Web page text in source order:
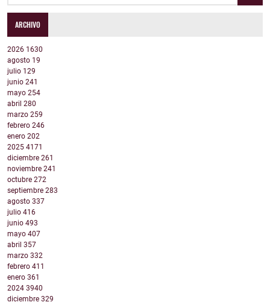
ARCHIVO
2026 1630
agosto 19
julio 129
junio 241
mayo 254
abril 280
marzo 259
febrero 246
enero 202
2025 4171
diciembre 261
noviembre 241
octubre 272
septiembre 283
agosto 337
julio 416
junio 493
mayo 407
abril 357
marzo 332
febrero 411
enero 361
2024 3940
diciembre 329